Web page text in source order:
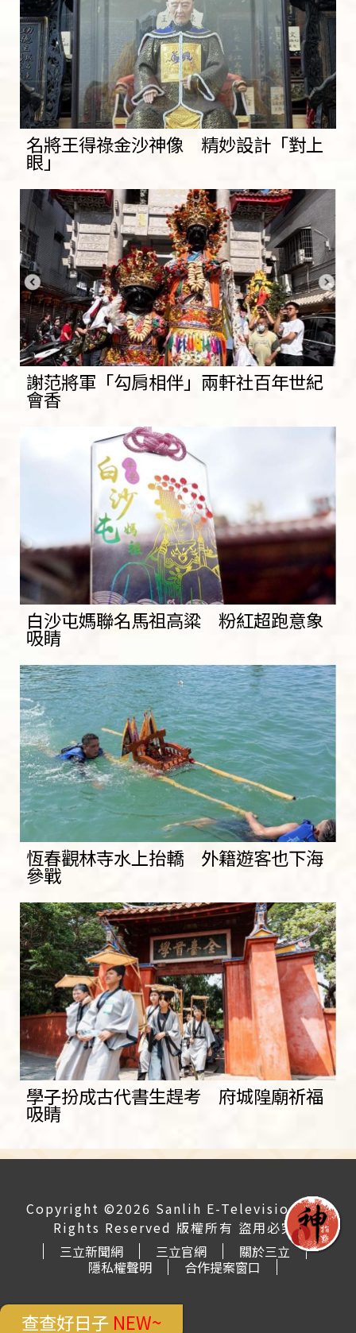
名將王得祿金沙神像 精妙設計「對上
眼」
謝范將軍「勾肩相伴」兩軒社百年世紀
會香
白沙屯媽聯名馬祖高粱 粉紅超跑意象
吸睛
恆春觀林寺水上抬轎 外籍遊客也下海
參戰
學子扮成古代書生趕考 府城隍廟祈福
吸睛
Copyright ©2026 Sanlih E-Television All
Rights Reserved 版權所有 盜用必究
三立新聞網
三立官網
關於三立
隱私權聲明
合作提案窗口
查查好日子 NEW~